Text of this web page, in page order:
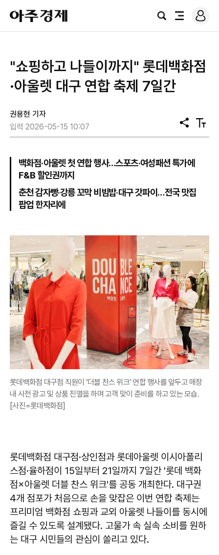
아
주
경
검
전
로
그
"쇼핑하고 나들이까지" 롯데백화점
·아울렛 대구 연합 축제 7일간
권용현 기자
입력 2026-05-15 10:07
공
유
텍
스
백화점·아울렛 첫 연합 행사…스포츠·여성패션 특가에
F&B 할인권까지
춘천 감자빵·강릉 꼬막 비빔밥·대구 갓파이…전국 맛집
팝업 한자리에
롯데백화점 대구점 직원이 ‘더블 찬스 위크’ 연합 행사를 앞두고 매장
내 사전 광고 및 상품 진열을 하며 고객 맞이 준비를 하고 있는 모습.
[사진=롯데백화점]
롯데백화점 대구점·상인점과 롯데아울렛 이시아폴리
스점·율하점이 15일부터 21일까지 7일간 '롯데 백화
점×아울렛 더블 찬스 위크'를 공동 개최한다. 대구권
4개 점포가 처음으로 손을 맞잡은 이번 연합 축제는
프리미엄 백화점 쇼핑과 교외 아울렛 나들이를 동시에
즐길 수 있도록 설계됐다. 고물가 속 실속 소비를 원하
는 대구 시민들의 관심이 쏠리고 있다.